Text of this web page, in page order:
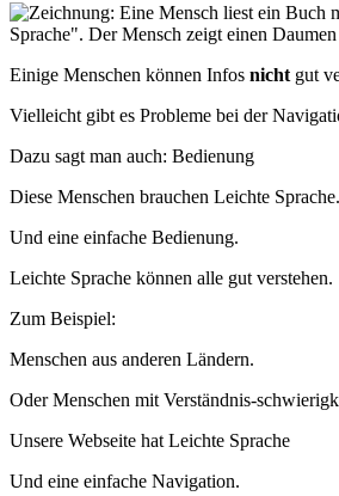
Einige Menschen können Infos nicht gut
Vielleicht gibt es Probleme bei der
Dazu sagt man auch: Bedienung
Diese Menschen brauchen Leichte Sprache.
Und eine einfache Bedienung.
Leichte Sprache können alle gut verstehen.
Zum Beispiel:
Menschen aus anderen Ländern.
Oder Menschen mit Verständnis-
Unsere Webseite hat Leichte Sprache
Und eine einfache Navigation.